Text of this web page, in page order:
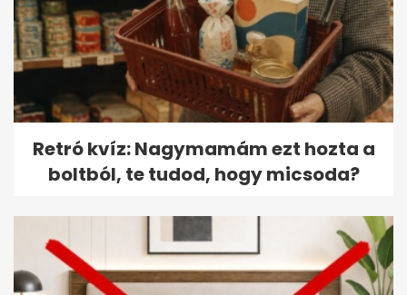
Retró kvíz: Nagymamám ezt hozta a
boltból, te tudod, hogy micsoda?